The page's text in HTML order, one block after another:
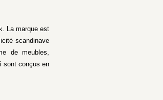
La marque est
scandinave
de meubles,
sont conçus en